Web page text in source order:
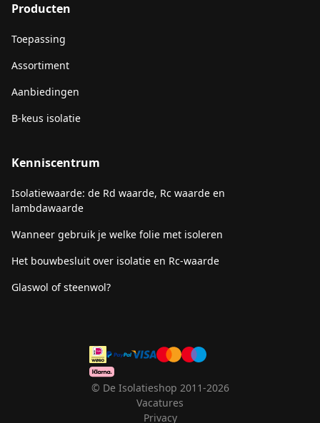
Producten
Toepassing
Assortiment
Aanbiedingen
B-keus isolatie
Kenniscentrum
Isolatiewaarde: de Rd waarde, Rc waarde en
lambdawaarde
Wanneer gebruik je welke folie met isoleren
Het bouwbesluit over isolatie en Rc-waarde
Glaswol of steenwol?
© De Isolatieshop 2011-2026
Vacatures
Privacy